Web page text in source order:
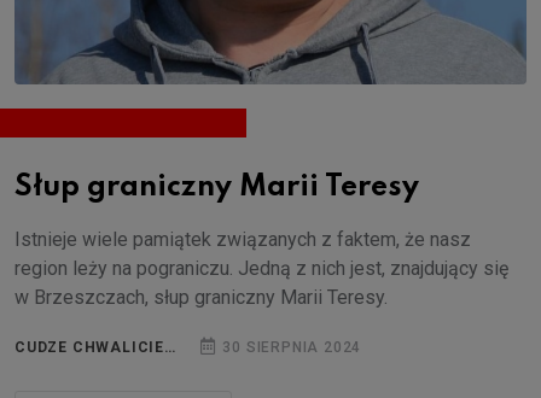
Słup graniczny Marii Teresy
Istnieje wiele pamiątek związanych z faktem, że nasz
region leży na pograniczu. Jedną z nich jest, znajdujący się
w Brzeszczach, słup graniczny Marii Teresy.
CUDZE CHWALICIE… 30 SIERPNIA 2024